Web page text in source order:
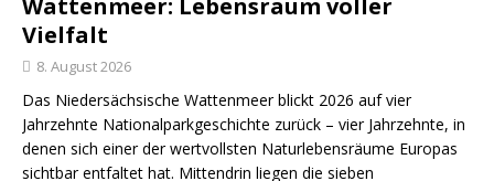
Wattenmeer: Lebensraum voller
Vielfalt
8. August 2026
Das Niedersächsische Wattenmeer blickt 2026 auf vier
Jahrzehnte Nationalparkgeschichte zurück – vier Jahrzehnte, in
denen sich einer der wertvollsten Naturlebensräume Europas
sichtbar entfaltet hat. Mittendrin liegen die sieben